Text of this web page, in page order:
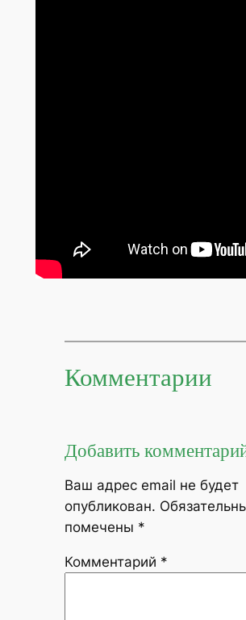
Комментарии
Добавить
Ваш адрес email не будет
опубликован.
помечены *
Комментарий *